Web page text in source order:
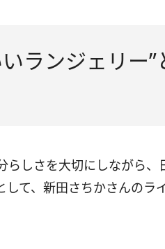
ランジェリー
らしさを大切にしながら
して、新田さちかさんのラ